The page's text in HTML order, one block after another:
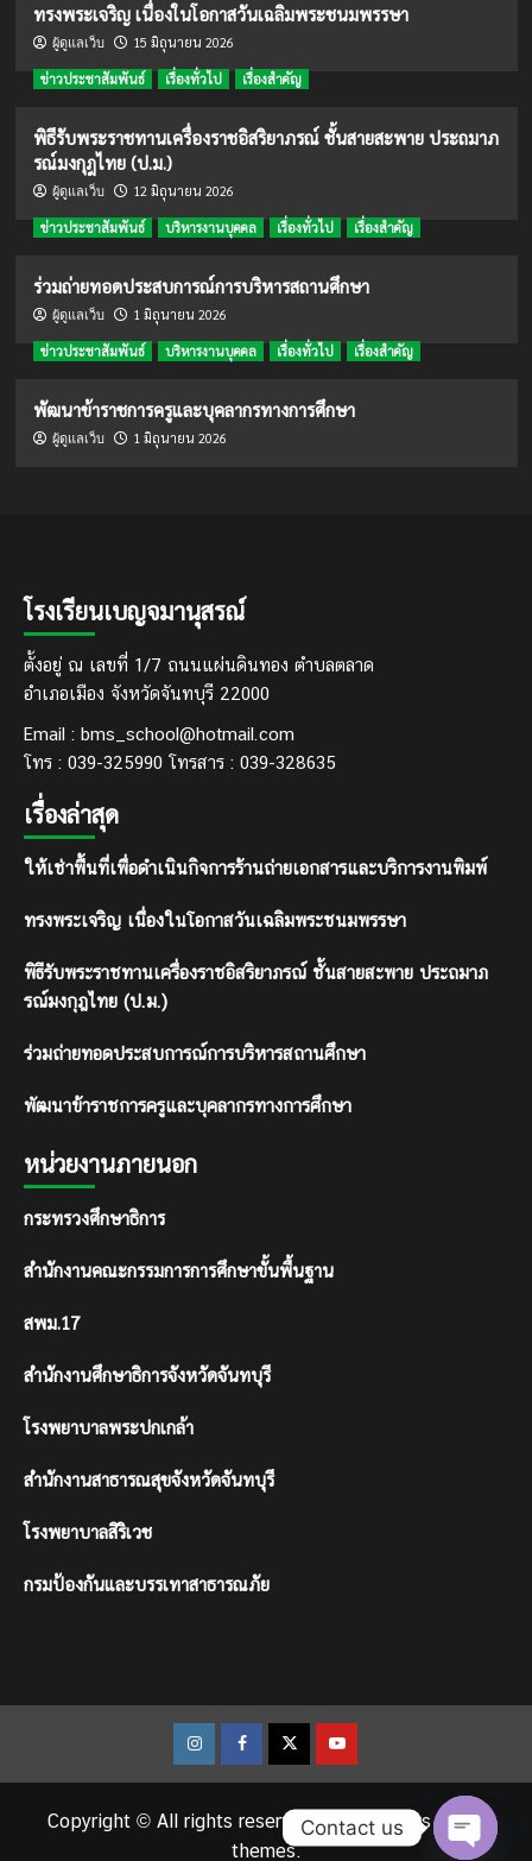
ทรงพระเจริญ เนื่องในโอกาสวันเฉลิมพระชนมพรรษา
ผู้ดูแลเว็บ 15 มิถุนายน 2026
ข่าวประชาสัมพันธ์ เรื่องทั่วไป เรื่องสำคัญ
พิธีรับพระราชทานเครื่องราชอิสริยาภรณ์ ชั้นสายสะพาย ประถมาภ
รณ์มงกุฎไทย (ป.ม.)
ผู้ดูแลเว็บ 12 มิถุนายน 2026
ข่าวประชาสัมพันธ์ บริหารงานบุคคล เรื่องทั่วไป เรื่องสำคัญ
ร่วมถ่ายทอดประสบการณ์การบริหารสถานศึกษา
ผู้ดูแลเว็บ 1 มิถุนายน 2026
ข่าวประชาสัมพันธ์ บริหารงานบุคคล เรื่องทั่วไป เรื่องสำคัญ
พัฒนาข้าราชการครูและบุคลากรทางการศึกษา
ผู้ดูแลเว็บ 1 มิถุนายน 2026
โรงเรียนเบญจมานุสรณ์
ตั้งอยู่ ณ เลขที่ 1/7 ถนนแผ่นดินทอง ตำบลตลาด
อำเภอเมือง จังหวัดจันทบุรี 22000
Email : bms_school@hotmail.com
โทร : 039-325990 โทรสาร : 039-328635
เรื่องล่าสุด
ให้เช่าพื้นที่เพื่อดำเนินกิจการร้านถ่ายเอกสารและบริการงานพิมพ์
ทรงพระเจริญ เนื่องในโอกาสวันเฉลิมพระชนมพรรษา
พิธีรับพระราชทานเครื่องราชอิสริยาภรณ์ ชั้นสายสะพาย ประถมาภ
รณ์มงกุฎไทย (ป.ม.)
ร่วมถ่ายทอดประสบการณ์การบริหารสถานศึกษา
พัฒนาข้าราชการครูและบุคลากรทางการศึกษา
หน่วยงานภายนอก
กระทรวงศึกษาธิการ
สำนักงานคณะกรรมการการศึกษาขั้นพื้นฐาน
สพม.17
สำนักงานศึกษาธิการจังหวัดจันทบุรี
โรงพยาบาลพระปกเกล้า
สำนักงานสาธารณสุขจังหวัดจันทบุรี
โรงพยาบาลสิริเวช
กรมป้องกันและบรรเทาสาธารณภัย
InstagramFacebookTwitterYoutube
Copyright © All rights reserved.|CoverNewsby AF
themes.
Contact us